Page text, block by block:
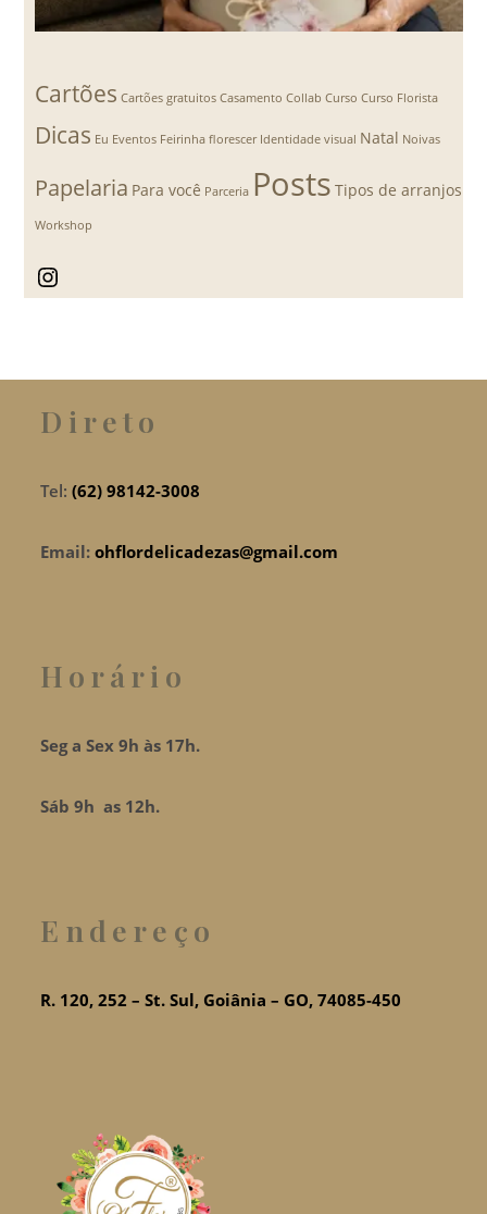
Cartões Cartões gratuitos Casamento Collab Curso Curso Florista
Dicas Eu Eventos Feirinha florescer Identidade visual Natal Noivas
Papelaria Para você Parceria Posts Tipos de arranjos
Workshop
Direto
Tel: (62) 98142-3008
Email:ohflordelicadezas@gmail.com
Horário
Seg a Sex 9h às 17h.
Sáb 9h as 12h.
Endereço
R. 120, 252 – St. Sul, Goiânia – GO, 74085-450